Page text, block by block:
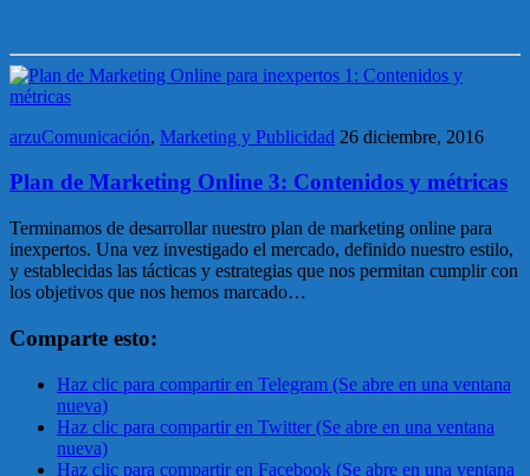
arzuComunicación, Marketing y Publicidad 26 diciembre, 2016
Plan de Marketing Online 3: Contenidos y métricas
Terminamos de desarrollar nuestro plan de marketing online para
inexpertos. Una vez investigado el mercado, definido nuestro estilo,
y establecidas las tácticas y estrategias que nos permitan cumplir con
los objetivos que nos hemos marcado…
Comparte esto:
Haz clic para compartir en Telegram (Se abre en una ventana
nueva)
Haz clic para compartir en Twitter (Se abre en una ventana
nueva)
Haz clic para compartir en Facebook (Se abre en una ventana